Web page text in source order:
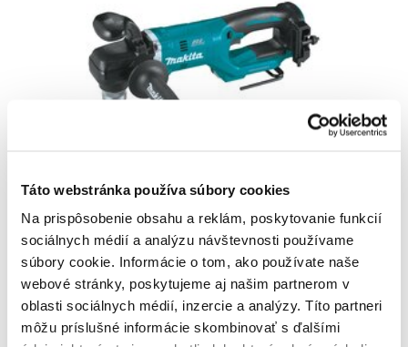
Táto webstránka používa súbory cookies
Na prispôsobenie obsahu a reklám, poskytovanie funkcií
sociálnych médií a analýzu návštevnosti používame
súbory cookie. Informácie o tom, ako používate naše
webové stránky, poskytujeme aj našim partnerom v
oblasti sociálnych médií, inzercie a analýzy. Títo partneri
môžu príslušné informácie skombinovať s ďalšími
MAKITA DDA450ZK - Akumulátorová uhlová
vŕtačka bez akumulátora a nabíjačky
DDA450ZK
Cena je informatívna, pre individuálnu cenu a nákup sa
zaregistrujte /prihláste